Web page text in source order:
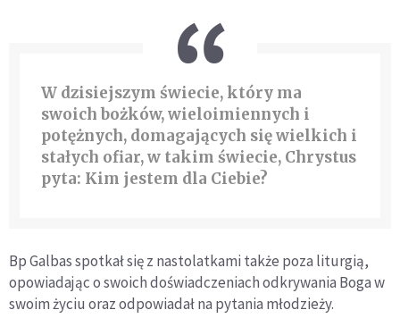
W dzisiejszym świecie, który ma
swoich bożków, wieloimiennych i
potężnych, domagających się wielkich i
stałych ofiar, w takim świecie, Chrystus
pyta: Kim jestem dla Ciebie?
Bp Galbas spotkał się z nastolatkami także poza liturgią,
opowiadając o swoich doświadczeniach odkrywania Boga w
swoim życiu oraz odpowiadał na pytania młodzieży.